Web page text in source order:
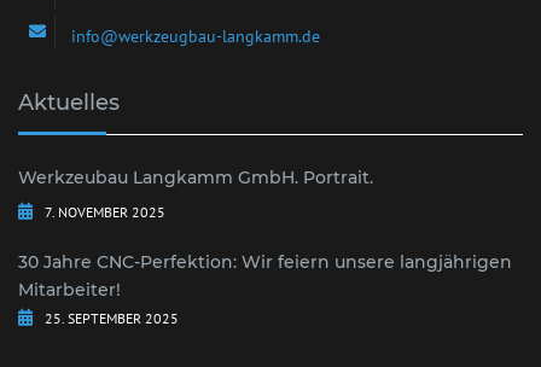
info@werkzeugbau-langkamm.de
Aktuelles
Werkzeubau Langkamm GmbH. Portrait.
7. NOVEMBER 2025
30 Jahre CNC-Perfektion: Wir feiern unsere langjährigen
Mitarbeiter!
25. SEPTEMBER 2025